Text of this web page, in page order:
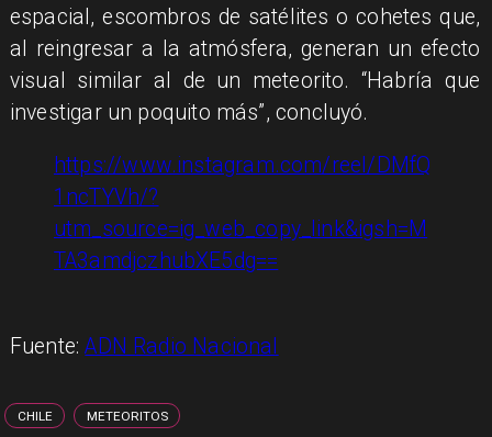
espacial, escombros de satélites o cohetes que,
al reingresar a la atmósfera, generan un efecto
visual similar al de un meteorito. “Habría que
investigar un poquito más”, concluyó.
https://www.instagram.com/reel/DMfQ
1ncTYVh/?
utm_source=ig_web_copy_link&igsh=M
TA3amdjczhubXE5dg==
Fuente:ADN Radio Nacional
CHILE METEORITOS